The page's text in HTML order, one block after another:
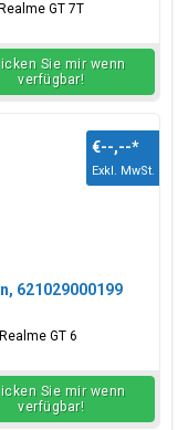
GT 7T
Sie mir wenn
verfügbar!
621029000199
GT 6
€--,--*
Exkl. MwSt.
Sie mir wenn
verfügbar!